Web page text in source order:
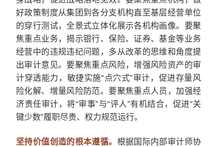
好政策制度从集团到各分支机构直至基层经营单位
的穿行测试，全景式立体化展示各机构画像。要聚
焦重点业务，揭示银行、保险、证券、基金等业务
经营中的违规违纪问题，多从改革的思维和角度提
出审计意见。要聚焦重点风险，增强风险资产的审
计穿透能力，敏捷实施“点穴式”审计，促进存量风
险化解、增量风险防范。要聚焦重点人员，加强经
济责任审计，将“审事”与“评人”有机结合，促进“关
键少数”履职尽责、权力规范运行。
坚持价值创造的根本遵循。 根据国际内部审计师协